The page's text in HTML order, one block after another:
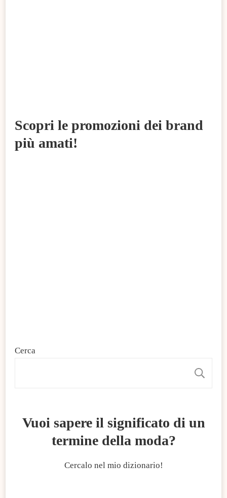
Scopri le promozioni dei brand
più amati!
Cerca
Vuoi sapere il significato di un
termine della moda?
Cercalo nel mio dizionario!